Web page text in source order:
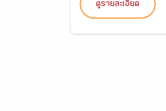
ดูรายละเอียด